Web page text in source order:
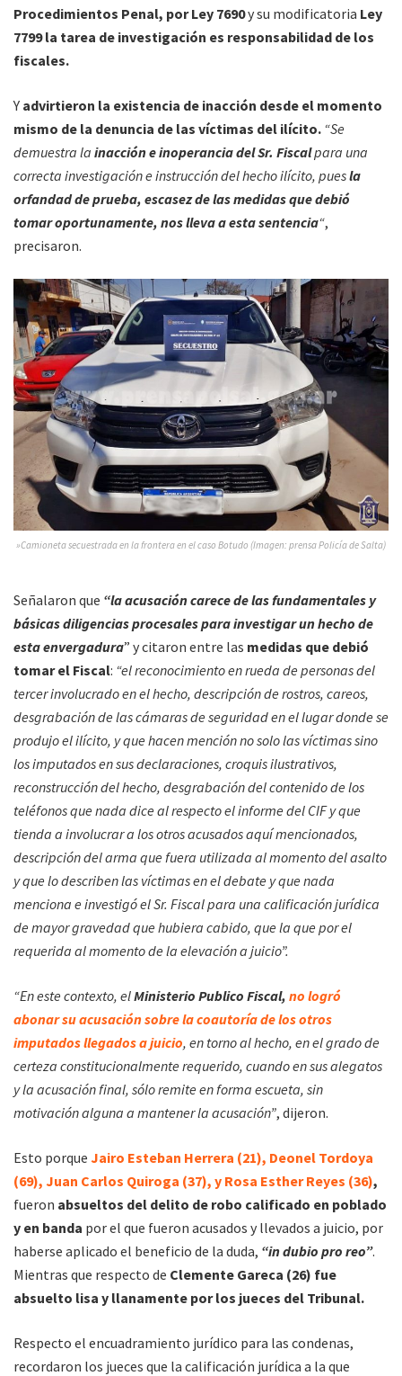
Procedimientos Penal, por Ley 7690y su modificatoria Ley
7799 la tarea de investigación es responsabilidad de los
fiscales.
Y advirtieron la existencia de inacción desde el momento
mismo de la denuncia de las víctimas del ilícito. “Se
demuestra la inacción e inoperancia del Sr. Fiscalpara una
correcta investigación e instrucción del hecho ilícito, puesla
orfandad de prueba, escasez de las medidas que debió
tomar oportunamente, nos lleva a esta sentencia“,
precisaron.
»Camioneta secuestrada en la frontera en el caso Botudo (Imagen: prensa Policía de Salta)
Señalaron que “la acusación carece de las fundamentales y
básicas diligencias procesales para investigar un hecho de
esta envergadura” y citaron entre las medidas que debió
tomar el Fiscal: “el reconocimiento en rueda de personas del
tercer involucrado en el hecho, descripción de rostros, careos,
desgrabación de las cámaras de seguridad en el lugar donde se
produjo el ilícito, y que hacen mención no solo las víctimas sino
los imputados en sus declaraciones, croquis ilustrativos,
reconstrucción del hecho, desgrabación del contenido de los
teléfonos que nada dice al respecto el informe del CIF y que
tienda a involucrar a los otros acusados aquí mencionados,
descripción del arma que fuera utilizada al momento del asalto
y que lo describen las víctimas en el debate y que nada
menciona e investigó el Sr. Fiscal para una calificación jurídica
de mayor gravedad que hubiera cabido, que la que por el
requerida al momento de la elevación a juicio”.
“En este contexto, elMinisterio Publico Fiscal, no logró
abonar su acusación sobre la coautoría de los otros
imputados llegados a juicio, en torno al hecho, en el grado de
certeza constitucionalmente requerido, cuando en sus alegatos
y la acusación final, sólo remite en forma escueta, sin
motivación alguna a mantener la acusación”, dijeron.
Esto porque Jairo Esteban Herrera (21), Deonel Tordoya
(69), Juan Carlos Quiroga (37), y Rosa Esther Reyes (36),
fueron absueltos del delito de robo calificado en poblado
y en banda por el que fueron acusados y llevados a juicio, por
haberse aplicado el beneficio de la duda, “in dubio pro reo”.
Mientras que respecto de Clemente Gareca (26) fue
absuelto lisa y llanamente por los jueces del Tribunal.
Respecto el encuadramiento jurídico para las condenas,
recordaron los jueces que la calificación jurídica a la que